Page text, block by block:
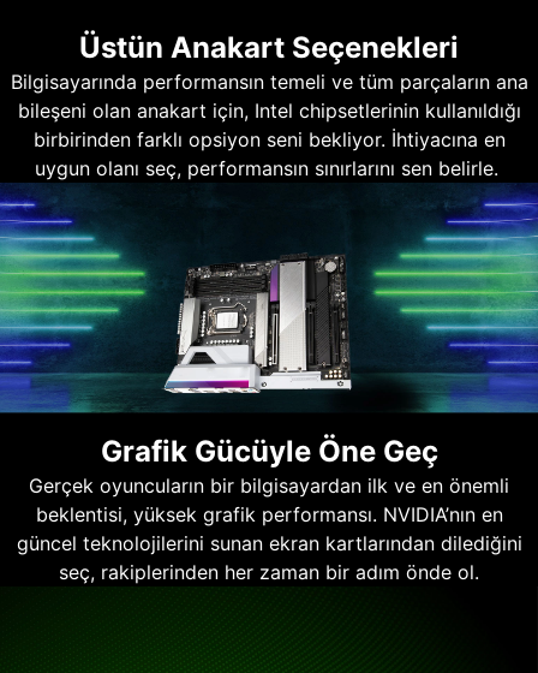
Üstün Anakart Seçenekleri
Bilgisayarında performansın temeli ve tüm parçaların ana
bileşeni olan anakart için, Intel chipsetlerinin kullanıldığı
birbirinden farklı opsiyon seni bekliyor. İhtiyacına en
uygun olanı seç, performansın sınırlarını sen belirle.
Grafik Gücüyle Öne Geç
Gerçek oyuncuların bir bilgisayardan ilk ve en önemli
beklentisi, yüksek grafik performansı. NVIDIA’nın en
güncel teknolojilerini sunan ekran kartlarından dilediğini
seç, rakiplerinden her zaman bir adım önde ol.